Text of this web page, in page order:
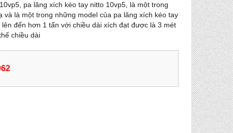
pa lăng xích kéo tay nitto 10vp5, là một trong
và là một trong những model của pa lăng xích kéo tay
lên đến hơn 1 tấn với chiều dài xích đạt được là 3 mét
chiều dài